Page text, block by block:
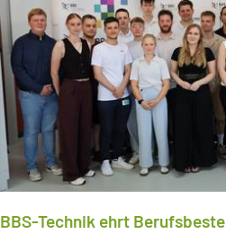
BBS-Technik ehrt Berufsbeste